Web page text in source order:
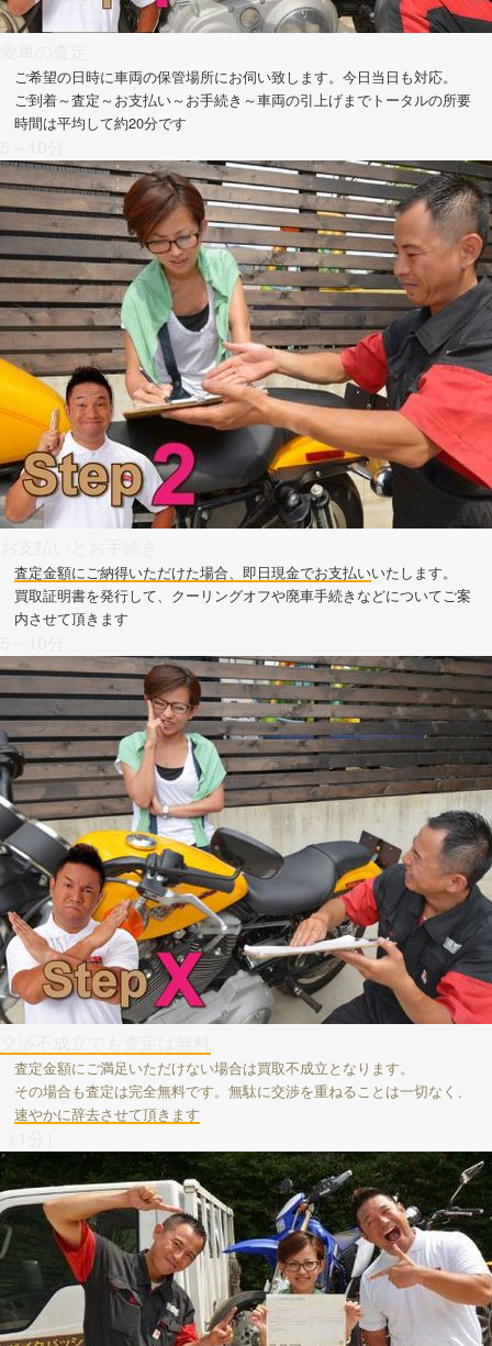
ご希望の日時に車両の保管場所にお伺い致します。今日当日も対応。
ご到着～査定～お支払い～お手続き～車両の引上げまでトータルの所要
時間は平均して約20分です
査定金額にご納得いただけた場合、即日現金でお支払いいたします。
買取証明書を発行して、クーリングオフや廃車手続きなどについてご案
内させて頂きます
査定金額にご満足いただけない場合は買取不成立となります。
その場合も査定は完全無料です。無駄に交渉を重ねることは一切なく、
速やかに辞去させて頂きます